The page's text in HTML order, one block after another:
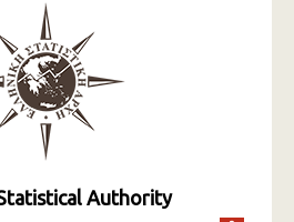
Authority